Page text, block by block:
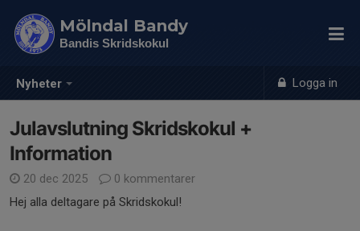
Nyheter Logga in
Mölndal Bandy
Bandis Skridskokul
Julavslutning Skridskokul +
Information
20 dec 2025
0 kommentarer
Hej alla deltagare på Skridskokul!